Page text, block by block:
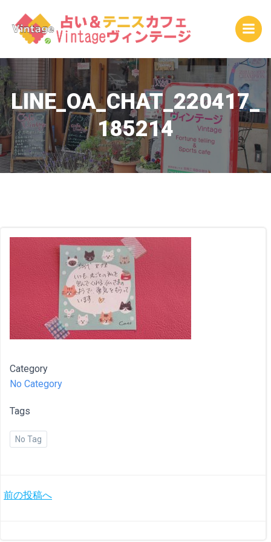
ン
テ
ツ
へ
ス
キ
ッ
プ
LINE_OA_CHAT_220417_
185214
Category
No Category
Tags
No Tag
投
前の投稿へ